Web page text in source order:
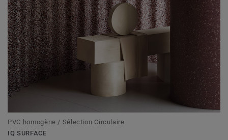
PVC homogène / Sélection Circulaire
IQ SURFACE